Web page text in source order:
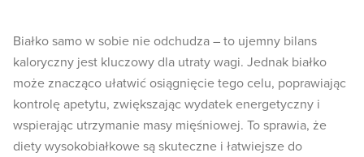
Białko samo w sobie nie odchudza – to ujemny bilans
kaloryczny jest kluczowy dla utraty wagi. Jednak białko
może znacząco ułatwić osiągnięcie tego celu, poprawiając
kontrolę apetytu, zwiększając wydatek energetyczny i
wspierając utrzymanie masy mięśniowej. To sprawia, że
diety wysokobiałkowe są skuteczne i łatwiejsze do